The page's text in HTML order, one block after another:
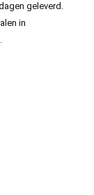
geleverd.
in